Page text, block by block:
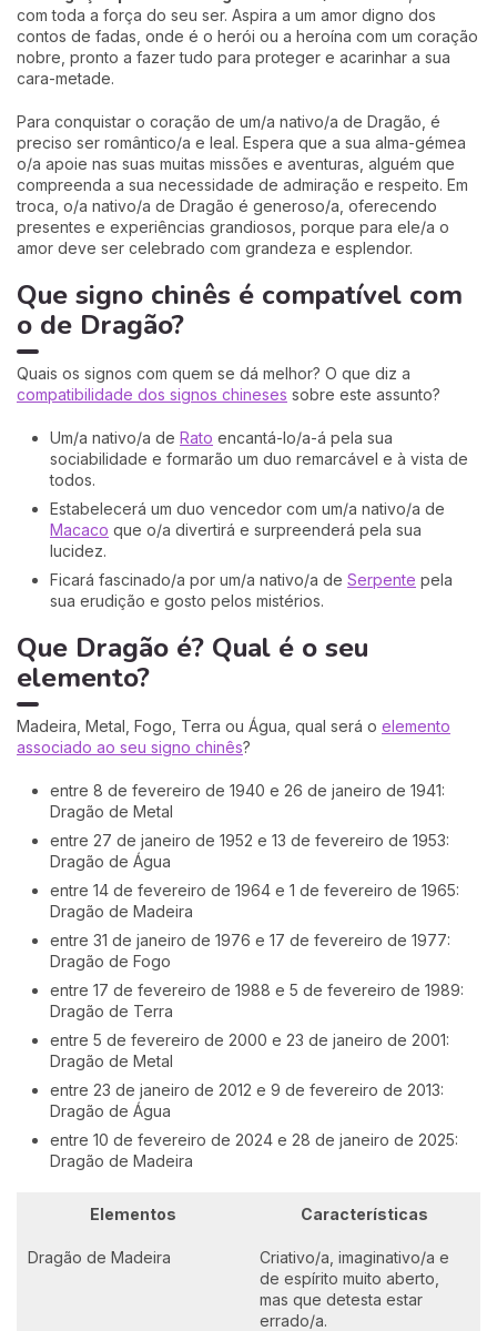
com toda a força do seu ser. Aspira a um amor digno dos
contos de fadas, onde é o herói ou a heroína com um coração
nobre, pronto a fazer tudo para proteger e acarinhar a sua
cara-metade.
Para conquistar o coração de um/a nativo/a de Dragão, é
preciso ser romântico/a e leal. Espera que a sua alma-gémea
o/a apoie nas suas muitas missões e aventuras, alguém que
compreenda a sua necessidade de admiração e respeito. Em
troca, o/a nativo/a de Dragão é generoso/a, oferecendo
presentes e experiências grandiosos, porque para ele/a o
amor deve ser celebrado com grandeza e esplendor.
Que signo chinês é compatível com
o de Dragão?
Quais os signos com quem se dá melhor? O que diz a
compatibilidade dos signos chineses sobre este assunto?
Um/a nativo/a de Rato encantá-lo/a-á pela sua
sociabilidade e formarão um duo remarcável e à vista de
todos.
Estabelecerá um duo vencedor com um/a nativo/a de
Macaco que o/a divertirá e surpreenderá pela sua
lucidez.
Ficará fascinado/a por um/a nativo/a de Serpente pela
sua erudição e gosto pelos mistérios.
Que Dragão é? Qual é o seu
elemento?
Madeira, Metal, Fogo, Terra ou Água, qual será o elemento
associado ao seu signo chinês?
entre 8 de fevereiro de 1940 e 26 de janeiro de 1941:
Dragão de Metal
entre 27 de janeiro de 1952 e 13 de fevereiro de 1953:
Dragão de Água
entre 14 de fevereiro de 1964 e 1 de fevereiro de 1965:
Dragão de Madeira
entre 31 de janeiro de 1976 e 17 de fevereiro de 1977:
Dragão de Fogo
entre 17 de fevereiro de 1988 e 5 de fevereiro de 1989:
Dragão de Terra
entre 5 de fevereiro de 2000 e 23 de janeiro de 2001:
Dragão de Metal
entre 23 de janeiro de 2012 e 9 de fevereiro de 2013:
Dragão de Água
entre 10 de fevereiro de 2024 e 28 de janeiro de 2025:
Dragão de Madeira
Elementos Características
Dragão de Madeira
Criativo/a, imaginativo/a e
de espírito muito aberto,
mas que detesta estar
errado/a.